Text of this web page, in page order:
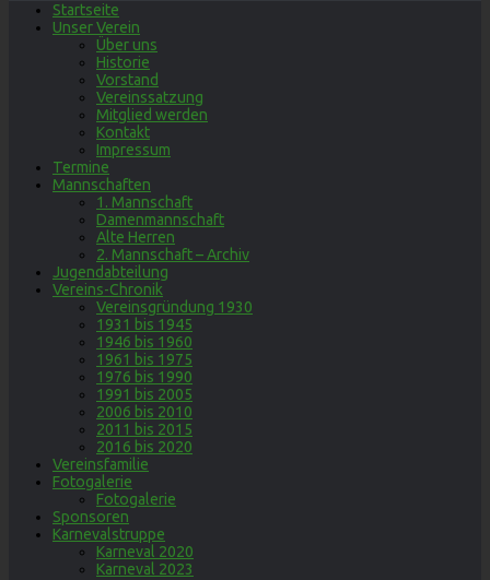
Startseite
Unser Verein
Über uns
Historie
Vorstand
Vereinssatzung
Mitglied werden
Kontakt
Impressum
Termine
Mannschaften
1. Mannschaft
Damenmannschaft
Alte Herren
2. Mannschaft – Archiv
Jugendabteilung
Vereins-Chronik
Vereinsgründung 1930
1931 bis 1945
1946 bis 1960
1961 bis 1975
1976 bis 1990
1991 bis 2005
2006 bis 2010
2011 bis 2015
2016 bis 2020
Vereinsfamilie
Fotogalerie
Fotogalerie
Sponsoren
Karnevalstruppe
Karneval 2020
Karneval 2023